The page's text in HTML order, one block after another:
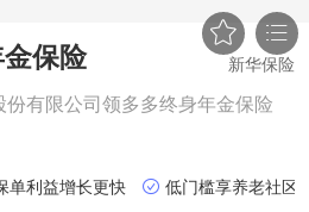

保险 新华保险
份有限公司领多多终身年金保险
单利益增长更快 低门槛享养老社区